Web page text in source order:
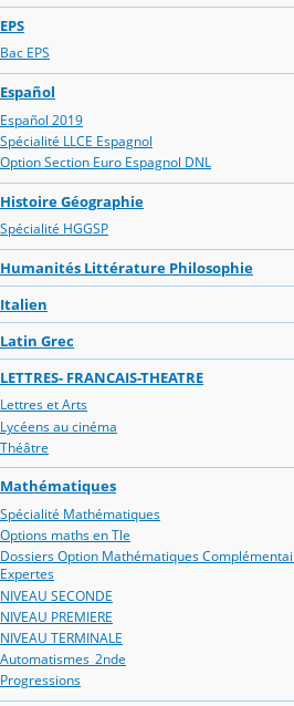
EPS
Bac EPS
Español
Español 2019
Spécialité LLCE Espagnol
Option Section Euro Espagnol DNL
Histoire Géographie
Spécialité HGGSP
Humanités Littérature Philosophie
Italien
Latin Grec
LETTRES- FRANCAIS-THEATRE
Lettres et Arts
Lycéens au cinéma
Théâtre
Mathématiques
Spécialité Mathématiques
Options maths en Tle
Dossiers Option Mathématiques
Expertes
NIVEAU SECONDE
NIVEAU PREMIERE
NIVEAU TERMINALE
Automatismes_2nde
Progressions